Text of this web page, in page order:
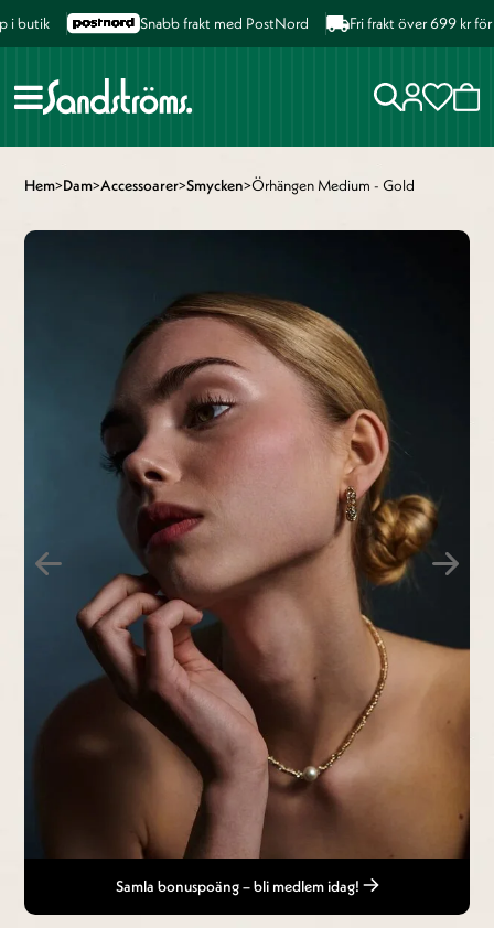
Snabb frakt med PostNord Fri frakt över 699 kr för
Hem>Dam>Accessoarer>Smycken>Örhängen Medium - Gold
Samla bonuspoäng – bli medlem idag!